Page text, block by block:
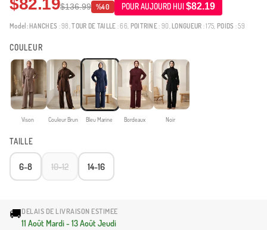
$82.19$136.99 %40 POUR AUJOURD HUI $82.19
Model: HANCHES : 98,TOUR DE TAILLE : 66, POITRINE: 90, LONGUEUR : 175, POIDS : 59
COULEUR
Vison Couleur Brun Bleu Marine Bordeaux Noir
TAILLE
6-8 10-12 14-16
🚚DELAIS DE LIVRAISON ESTIMEE
11 Août Mardi - 13 Août Jeudi